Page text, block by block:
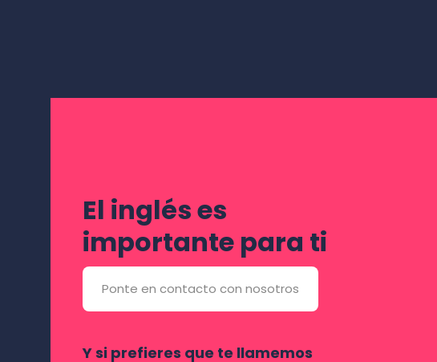
El inglés es
importante para ti
Ponte en contacto con nosotros
Y si prefieres que te llamemos